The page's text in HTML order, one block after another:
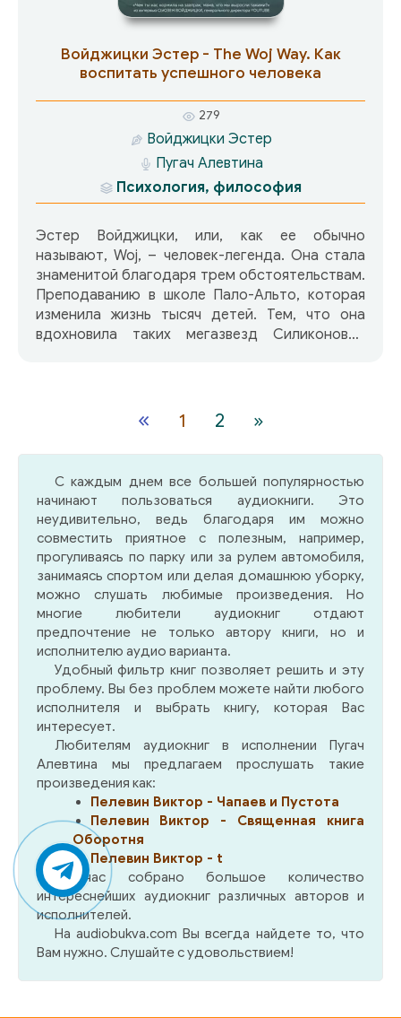
Войджицки Эстер - The Woj Way. Как
воспитать успешного человека
279
Войджицки Эстер
Пугач Алевтина
Психология, философия
Эстер Войджицки, или, как ее обычно
называют, Woj, – человек-легенда. Она стала
знаменитой благодаря трем обстоятельствам.
Преподаванию в школе Пало-Альто, которая
изменила жизнь тысяч детей. Тем, что она
вдохновила таких мегазвезд Силиконовой
А также воспитала трех дочерей, каждая из
которых стала суперуспешной: Сьюзен –
генеральный директор YouTube, Джанет –
профессор педиатрии, а Энн – глава
инновационной компании генетического
тестирования 23andMe. Свой новаторский
педагогический подход она назвала 5С:
Самодоверие, Самоуважение,
Самостоятельность, Сотрудничество,
Сердечность. Это не просто книга о том, как
нацелить детей на успех, она о том, как
научить их быть самостоятельными, не
бояться трудностей, ошибок и при этом
оставаться по-настоящему добрыми людьми.
Но главное отличие книги Эстер в том, что ее
опыт на 100 % подтвержден жизнью. А успех и
человеческие качества ее детей и учеников –
лучшее тому доказательство.
« 1 2 »
С каждым днем все большей популярностью
начинают пользоваться аудиокниги. Это
неудивительно, ведь благодаря им можно
совместить приятное с полезным, например,
прогуливаясь по парку или за рулем автомобиля,
занимаясь спортом или делая домашнюю уборку,
можно слушать любимые произведения. Но
многие любители аудиокниг отдают
предпочтение не только автору книги, но и
исполнителю аудио варианта.
Удобный фильтр книг позволяет решить и эту
проблему. Вы без проблем можете найти любого
исполнителя и выбрать книгу, которая Вас
интересует.
Любителям аудиокниг в исполнении Пугач
Алевтина мы предлагаем прослушать такие
произведения как:
Пелевин Виктор - Чапаев и Пустота
Пелевин Виктор - Священная книга
Оборотня
Пелевин Виктор - t
У нас собрано большое количество
интереснейших аудиокниг различных авторов и
исполнителей.
На audiobukva.com Вы всегда найдете то, что
Вам нужно. Слушайте с удовольствием!